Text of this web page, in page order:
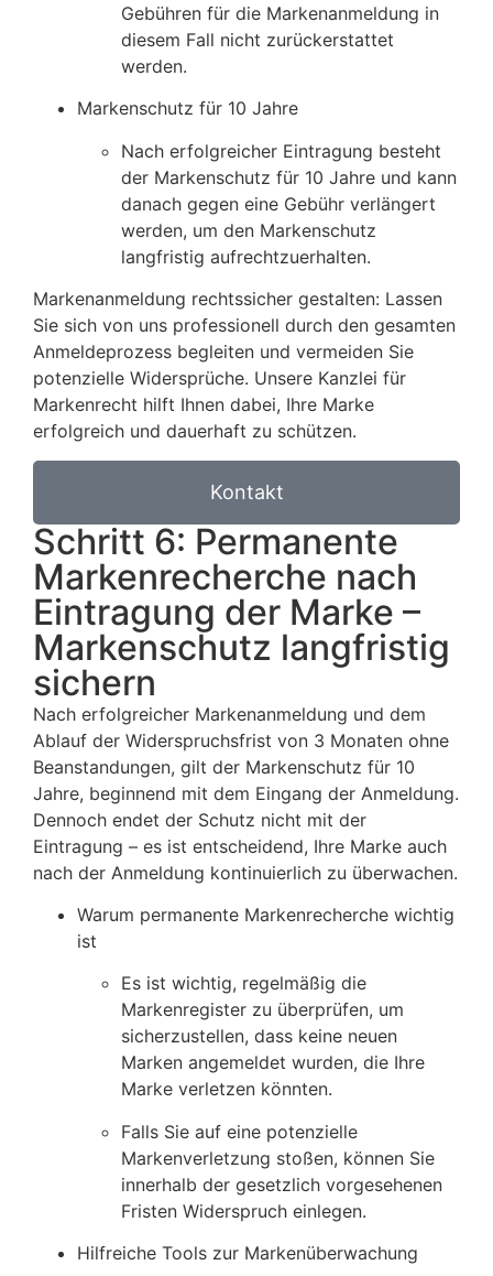
Gebühren für die Markenanmeldung in
diesem Fall nicht zurückerstattet
werden.
Markenschutz für 10 Jahre
Nach erfolgreicher Eintragung besteht
der Markenschutz für 10 Jahre und kann
danach gegen eine Gebühr verlängert
werden, um den Markenschutz
langfristig aufrechtzuerhalten.
Markenanmeldung rechtssicher gestalten: Lassen
Sie sich von uns professionell durch den gesamten
Anmeldeprozess begleiten und vermeiden Sie
potenzielle Widersprüche. Unsere Kanzlei für
Markenrecht hilft Ihnen dabei, Ihre Marke
erfolgreich und dauerhaft zu schützen.
Kontakt
Schritt 6: Permanente
Markenrecherche nach
Eintragung der Marke –
Markenschutz langfristig
sichern
Nach erfolgreicher Markenanmeldung und dem
Ablauf der Widerspruchsfrist von 3 Monaten ohne
Beanstandungen, gilt der Markenschutz für 10
Jahre, beginnend mit dem Eingang der Anmeldung.
Dennoch endet der Schutz nicht mit der
Eintragung – es ist entscheidend, Ihre Marke auch
nach der Anmeldung kontinuierlich zu überwachen.
Warum permanente Markenrecherche wichtig
ist
Es ist wichtig, regelmäßig die
Markenregister zu überprüfen, um
sicherzustellen, dass keine neuen
Marken angemeldet wurden, die Ihre
Marke verletzen könnten.
Falls Sie auf eine potenzielle
Markenverletzung stoßen, können Sie
innerhalb der gesetzlich vorgesehenen
Fristen Widerspruch einlegen.
Hilfreiche Tools zur Markenüberwachung